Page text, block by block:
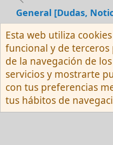
Español (Neutro) Tu
Contactarnos
Privacy policy
Ayuda
Community platform
2026 XenForo Ltd.
Esta web utiliza
funcional y de
de la navegación de
servicios y mostrarte
con tus preferencias
tus hábitos de